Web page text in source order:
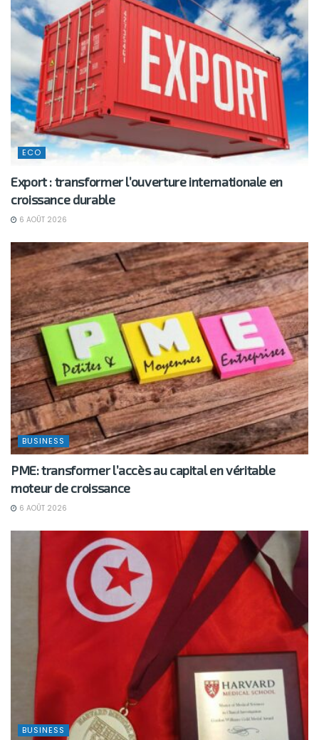
ECO
Export : transformer l’ouverture internationale en
croissance durable
6 AOÛT 2026
BUSINESS
PME: transformer l’accès au capital en véritable
moteur de croissance
6 AOÛT 2026
BUSINESS